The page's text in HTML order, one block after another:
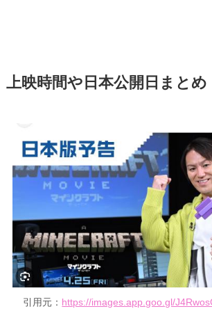
上映時間や日本公開日まとめ
引用元： https://images.app.goo.gl/